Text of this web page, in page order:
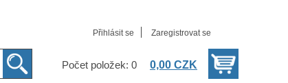
Přihlásit se Zaregistrovat se
Počet položek: 0 0,00 CZK